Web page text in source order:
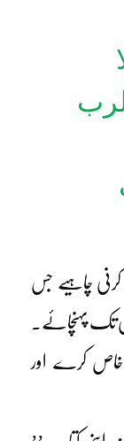
کرنی چاہیے جس
تک پہنچائے۔
خاص کرے اور